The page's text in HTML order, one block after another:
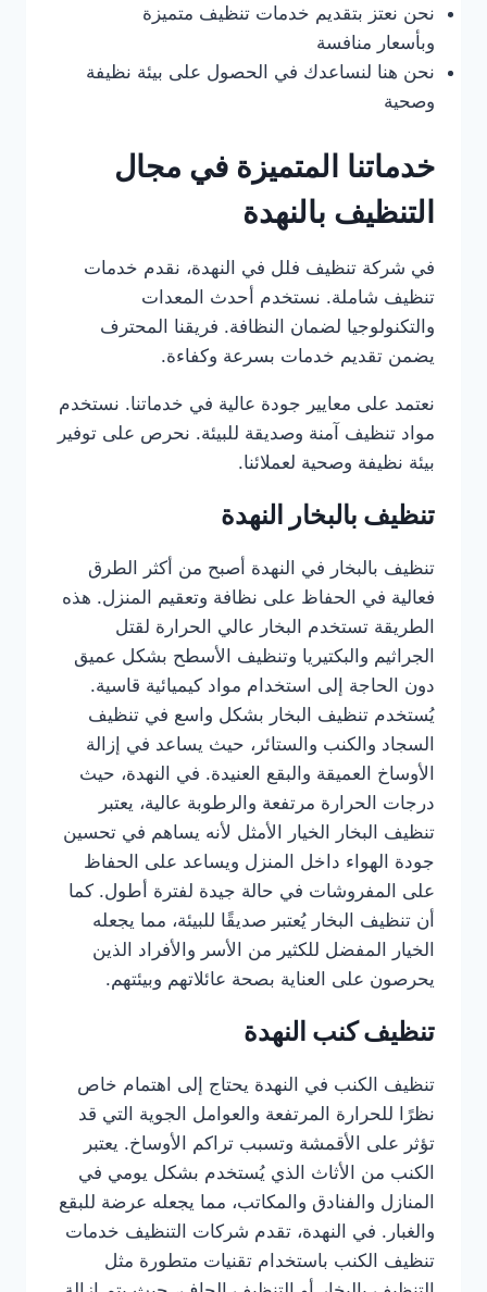
نحن نعتز بتقديم خدمات تنظيف متميزة
وبأسعار منافسة
نحن هنا لنساعدك في الحصول على بيئة نظيفة
وصحية
خدماتنا المتميزة في مجال
التنظيف بالنهدة
في شركة تنظيف فلل في النهدة، نقدم خدمات
تنظيف شاملة. نستخدم أحدث المعدات
والتكنولوجيا لضمان النظافة. فريقنا المحترف
يضمن تقديم خدمات بسرعة وكفاءة.
نعتمد على معايير جودة عالية في خدماتنا. نستخدم
مواد تنظيف آمنة وصديقة للبيئة. نحرص على توفير
بيئة نظيفة وصحية لعملائنا.
تنظيف بالبخار النهدة
تنظيف بالبخار في النهدة أصبح من أكثر الطرق
فعالية في الحفاظ على نظافة وتعقيم المنزل. هذه
الطريقة تستخدم البخار عالي الحرارة لقتل
الجراثيم والبكتيريا وتنظيف الأسطح بشكل عميق
دون الحاجة إلى استخدام مواد كيميائية قاسية.
يُستخدم تنظيف البخار بشكل واسع في تنظيف
السجاد والكنب والستائر، حيث يساعد في إزالة
الأوساخ العميقة والبقع العنيدة. في النهدة، حيث
درجات الحرارة مرتفعة والرطوبة عالية، يعتبر
تنظيف البخار الخيار الأمثل لأنه يساهم في تحسين
جودة الهواء داخل المنزل ويساعد على الحفاظ
على المفروشات في حالة جيدة لفترة أطول. كما
أن تنظيف البخار يُعتبر صديقًا للبيئة، مما يجعله
الخيار المفضل للكثير من الأسر والأفراد الذين
يحرصون على العناية بصحة عائلاتهم وبيئتهم.
تنظيف كنب النهدة
تنظيف الكنب في النهدة يحتاج إلى اهتمام خاص
نظرًا للحرارة المرتفعة والعوامل الجوية التي قد
تؤثر على الأقمشة وتسبب تراكم الأوساخ. يعتبر
الكنب من الأثاث الذي يُستخدم بشكل يومي في
المنازل والفنادق والمكاتب، مما يجعله عرضة للبقع
والغبار. في النهدة، تقدم شركات التنظيف خدمات
تنظيف الكنب باستخدام تقنيات متطورة مثل